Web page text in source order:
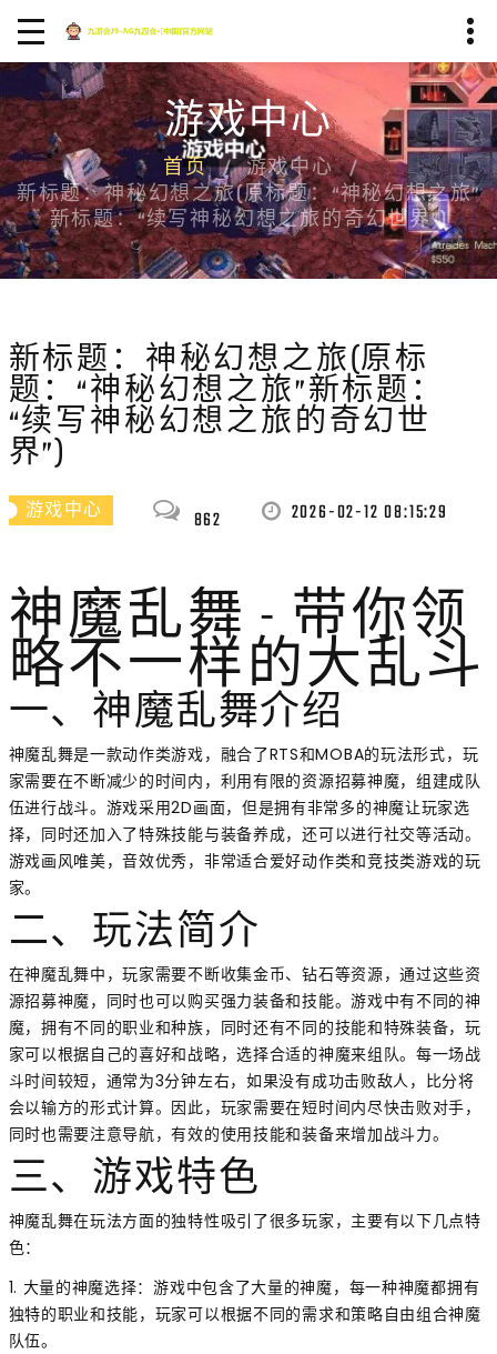
游戏中心
首页
游戏中心
新标题：神秘幻想之旅(原标题：“神秘幻想之旅”
新标题：“续写神秘幻想之旅的奇幻世界”)
新标题：神秘幻想之旅(原标
题：“神秘幻想之旅”新标题：
“续写神秘幻想之旅的奇幻世
界”)
游戏中心 862 2026-02-12 08:15:29
神魔乱舞 - 带你领
略不一样的大乱斗
一、神魔乱舞介绍
神魔乱舞是一款动作类游戏，融合了RTS和MOBA的玩法形式，玩
家需要在不断减少的时间内，利用有限的资源招募神魔，组建成队
伍进行战斗。游戏采用2D画面，但是拥有非常多的神魔让玩家选
择，同时还加入了特殊技能与装备养成，还可以进行社交等活动。
游戏画风唯美，音效优秀，非常适合爱好动作类和竞技类游戏的玩
家。
二、玩法简介
在神魔乱舞中，玩家需要不断收集金币、钻石等资源，通过这些资
源招募神魔，同时也可以购买强力装备和技能。游戏中有不同的神
魔，拥有不同的职业和种族，同时还有不同的技能和特殊装备，玩
家可以根据自己的喜好和战略，选择合适的神魔来组队。每一场战
斗时间较短，通常为3分钟左右，如果没有成功击败敌人，比分将
会以输方的形式计算。因此，玩家需要在短时间内尽快击败对手，
同时也需要注意导航，有效的使用技能和装备来增加战斗力。
三、游戏特色
神魔乱舞在玩法方面的独特性吸引了很多玩家，主要有以下几点特
色：
1. 大量的神魔选择：游戏中包含了大量的神魔，每一种神魔都拥有
独特的职业和技能，玩家可以根据不同的需求和策略自由组合神魔
队伍。